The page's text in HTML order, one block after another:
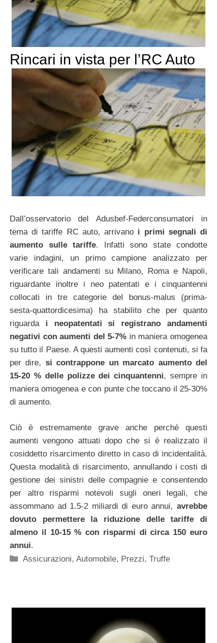
Rincari in vista per l’RC Auto
Dall’osservatorio del Adusbef-Federconsumatori in
tema di tariffe RC auto, arrivano i primi segnali di
aumento sulle tariffe. Infatti sono state condotte
varie indagini, un primo campione analizzato per
verificare tali andamenti su Milano, Roma e Napoli,
riguardante inoltre i neo patentati e i cinquantenni
collocati in tre categorie del bonus-malus (prima-
sesta-quattordicesima) ha stabilito che per quanto
riguarda i neopatentati si registrano andamenti
negativi con aumenti del 5-7% in maniera omogenea
su tutto il Paese. A questi aumenti così contenuti, si fa
per dire, si contrappone un marcato aumento del
15-20 % delle polizze dei cinquantenni, sempre in
maniera omogenea e con punte che toccano il 25-30%
di aumento.
Ciò è estremamente grave anche perché questi
aumenti vengono attuati dopo che si è realizzato il
cosiddetto risarcimento diretto in caso di incidentalità.
Questa modalità di risarcimento, annullando i costi di
gestione dei sinistri delle compagnie e consentendo
per altro risparmi notevoli sugli oneri legali, che
assommano ad 1.5-2 miliardi di euro annui, avrebbe
dovuto permettere la riduzione delle tariffe di
almeno il 10-15 % con risparmi di circa 150 euro
annui.
Categorie
Assicurazioni,Automobile, Prezzi,Truffe